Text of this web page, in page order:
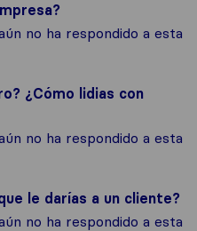
no ha respondido a esta
¿Cómo lidias con
no ha respondido a esta
le darías a un cliente?
no ha respondido a esta